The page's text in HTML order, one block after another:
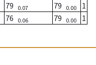
79 0.07 79 0.00
1
76 0.06 79 0.00
1